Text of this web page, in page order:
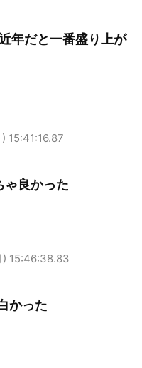
年だと一番盛り上が
15:41:16.87
ゃ良かった
) 15:46:38.83
かった